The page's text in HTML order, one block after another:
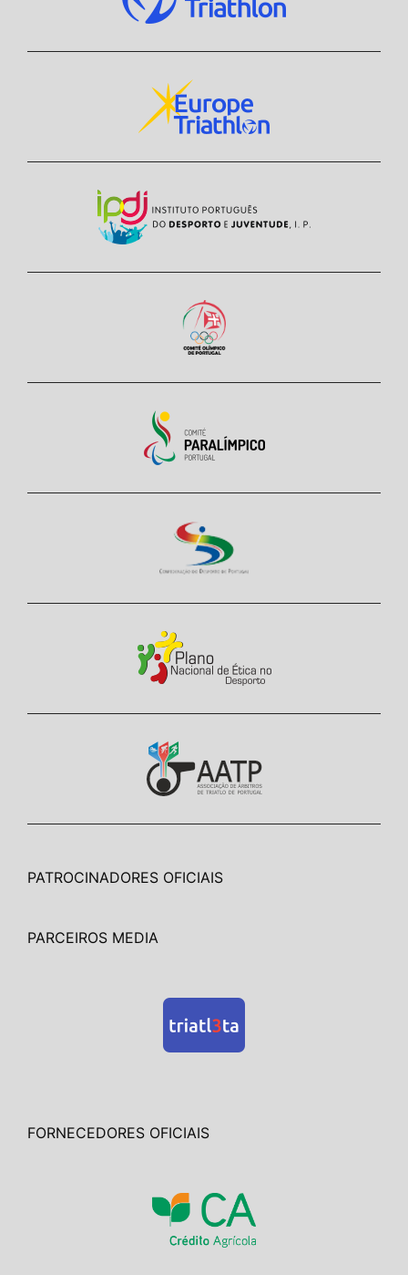
PATROCINADORES OFICIAIS
PARCEIROS MEDIA
FORNECEDORES OFICIAIS